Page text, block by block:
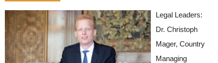
Legal Leaders:
Dr. Christoph
Mager, Country
Managing